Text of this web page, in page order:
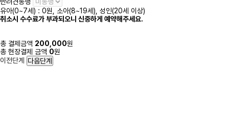
유아(0~7세) : 0원, 소아(8~19세), 성인(20세 이상)
취소시 수수료가 부과되오니 신중하게 예약해주세요.
총 결제금액 200,000원
총 현장결제 금액 0원
이전단계 다음단계